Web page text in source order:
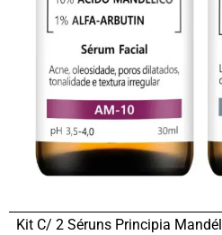
Kit C/ 2 Séruns Principia